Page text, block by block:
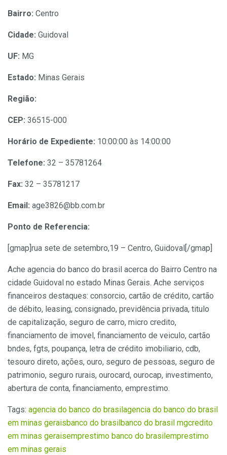
Bairro: Centro
Cidade: Guidoval
UF: MG
Estado: Minas Gerais
Região:
CEP: 36515-000
Horário de Expediente: 10:00:00 às 14:00:00
Telefone: 32 – 35781264
Fax: 32 – 35781217
Email: age3826@bb.com.br
Ponto de Referencia:
[gmap]rua sete de setembro,19 – Centro, Guidoval[/gmap]
Ache agencia do banco do brasil acerca do Bairro Centro na
cidade Guidoval no estado Minas Gerais. Ache serviços
financeiros destaques: consorcio, cartão de crédito, cartão
de débito, leasing, consignado, previdência privada, titulo
de capitalização, seguro de carro, micro credito,
financiamento de imovel, financiamento de veiculo, cartão
bndes, fgts, poupança, letra de crédito imobiliario, cdb,
tesouro direto, ações, ouro, seguro de pessoas, seguro de
patrimonio, seguro rurais, ourocard, ourocap, investimento,
abertura de conta, financiamento, emprestimo.
Tags: agencia do banco do brasil agencia do banco do brasil
em minas geraisbanco do brasil banco do brasil mgcredito
em minas geraisemprestimo banco do brasil emprestimo
em minas gerais